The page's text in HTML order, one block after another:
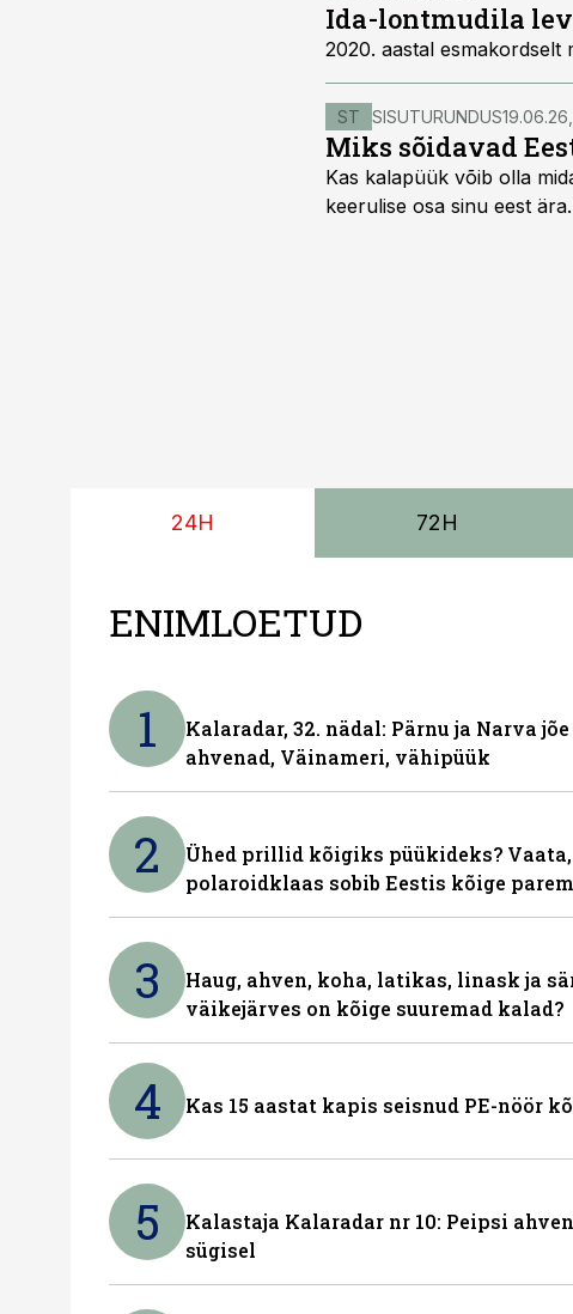
Ida-lontmudila
2020. aastal esmakordselt
ST SISUTURUNDUS
Miks sõidavad
Kas kalapüük võib olla
keerulise osa sinu eest ära.
24H 72H
ENIMLOETUD
1
Kalaradar, 32. nädal: Pärnu ja Narva
ahvenad, Väinameri, vähipüük
2
Ühed prillid kõigiks püükideks?
polaroidklaas sobib Eestis kõige
3
Haug, ahven, koha, latikas, linask ja
väikejärves on kõige suuremad kalad?
4 Kas 15 aastat kapis seisnud PE-nöör
5
Kalastaja Kalaradar nr 10: Peipsi
sügisel